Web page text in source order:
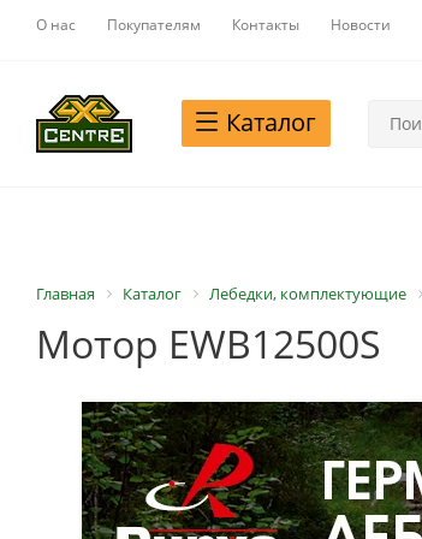
О нас Покупателям Контакты Новости
Каталог
Главная Каталог Лебедки, комплектующие
Мотор EWB12500S